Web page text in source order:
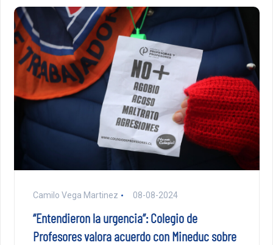
Camilo Vega Martinez 08-08-2024
“Entendieron la urgencia”: Colegio de
Profesores valora acuerdo con Mineduc sobre